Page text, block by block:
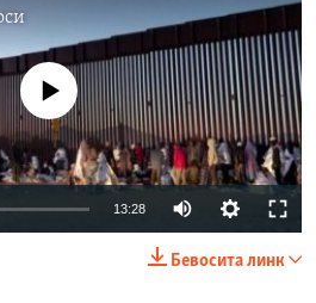
манба мавжуд эмас
13:28
Бевосита линк